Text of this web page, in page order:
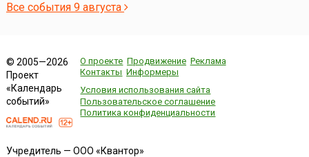
Все события 9 августа
© 2005—2026
Проект
«Календарь
событий»
О проекте Продвижение Реклама
Контакты Информеры
Условия использования сайта
Пользовательское соглашение
Политика конфиденциальности
Учредитель — ООО «Квантор»